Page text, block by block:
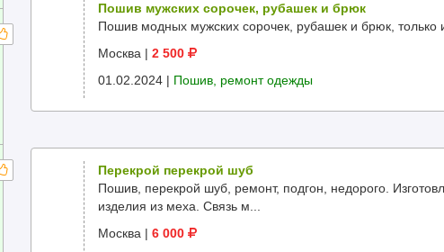
Пошив мужских сорочек, рубашек и брюк
Пошив модных мужских сорочек, рубашек и брюк, только
Москва | 2 500
01.02.2024 | Пошив, ремонт одежды
Перекрой перекрой шуб
Пошив, перекрой шуб, ремонт, подгон, недорого.
изделия из меха. Cвязь м...
Москва | 6 000